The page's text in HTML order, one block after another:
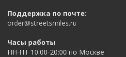
Поддержка по почте:
order@streetsmiles.ru
Часы работы
ПН-ПТ 10:00-20:00 по Москве